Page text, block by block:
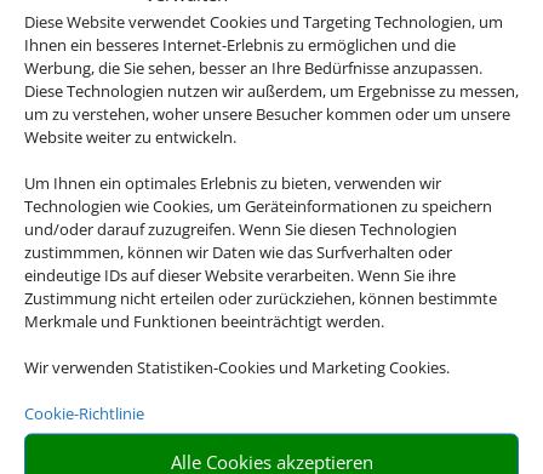
Diese Website verwendet Cookies und Targeting Technologien, um
Ihnen ein besseres Internet-Erlebnis zu ermöglichen und die
Werbung, die Sie sehen, besser an Ihre Bedürfnisse anzupassen.
Diese Technologien nutzen wir außerdem, um Ergebnisse zu messen,
um zu verstehen, woher unsere Besucher kommen oder um unsere
Website weiter zu entwickeln.
Um Ihnen ein optimales Erlebnis zu bieten, verwenden wir
Technologien wie Cookies, um Geräteinformationen zu speichern
und/oder darauf zuzugreifen. Wenn Sie diesen Technologien
zustimmmen, können wir Daten wie das Surfverhalten oder
eindeutige IDs auf dieser Website verarbeiten. Wenn Sie ihre
Zustimmung nicht erteilen oder zurückziehen, können bestimmte
Merkmale und Funktionen beeinträchtigt werden.
Wir verwenden Statistiken-Cookies und Marketing Cookies.
Cookie-Richtlinie
Alle Cookies akzeptieren
Andalusien, Kuba, Kanada, die USA oder doch lieber Asien?
Es gibt so viel zu entdecken auf der Welt und mit unseren
Rundreiseangebote erleben Sie Ihre Traumdestinationen in
ihrer vollen Vielfalt.
Z
Riesige Auswahl
Wählen Sie aus einer Vielzahl an Rundreiseangeboten
weltweit
Z